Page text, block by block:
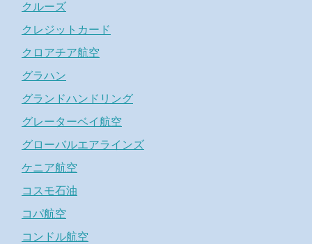
クルーズ
クレジットカード
クロアチア航空
グラハン
グランドハンドリング
グレーターベイ航空
グローバルエアラインズ
ケニア航空
コスモ石油
コパ航空
コンドル航空